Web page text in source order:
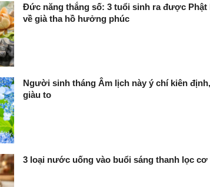
Đức năng thắng số: 3 tuổi sinh ra được Phật
về già tha hồ hưởng phúc
Người sinh tháng Âm lịch này ý chí kiên
giàu to
3 loại nước uống vào buổi sáng thanh lọc